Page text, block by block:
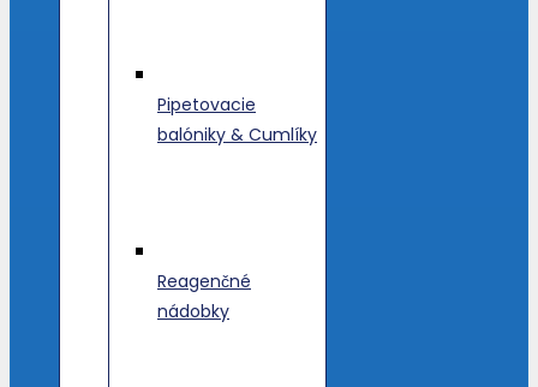
Pipetovacie
balóniky & Cumlíky
Reagenčné
nádobky